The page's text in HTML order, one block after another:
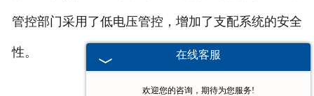
管控部门采用了低电压管控，增加了支配系统的安全
性。 在线客服
欢迎您的咨询，期待为您服务!